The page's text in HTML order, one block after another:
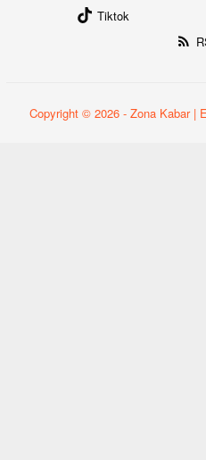
Tiktok
Copyright © 2026 - Zona Kabar |